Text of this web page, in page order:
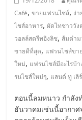
พร้อม
ทำเล
สำหรับ
เปิด
Café,ขายแฟรนไชส์, ง่
ไชส์อาหาร,ผัดไทชาววัง
วอลล์สตรีทอิงลิช, ส้มตำม
ขายดีที่สุด, แฟรนไชส์ขา
ใหม่, แฟรนไชส์มีอะไรบ้า
รนไชส์ใหม่ๆ, แลนด์ ทู เลิ
ตอนนี้ลมหนาว กำลัง
ธันวาคมเช่นนี้อากา